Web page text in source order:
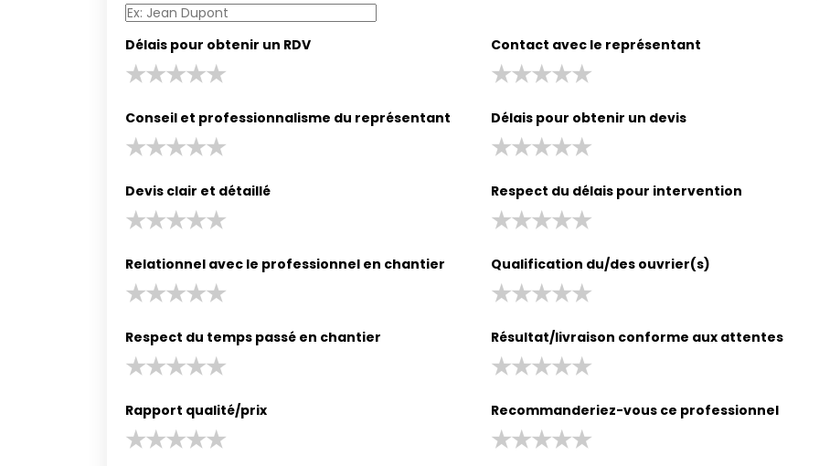
Délais pour obtenir un RDV Contact avec le représentant
Conseil et professionnalisme du représentant Délais pour obtenir un devis
Devis clair et détaillé Respect du délais pour intervention
Relationnel avec le professionnel en chantier Qualification du/des ouvrier(s)
Respect du temps passé en chantier Résultat/livraison conforme aux attentes
Rapport qualité/prix Recommanderiez-vous ce professionnel